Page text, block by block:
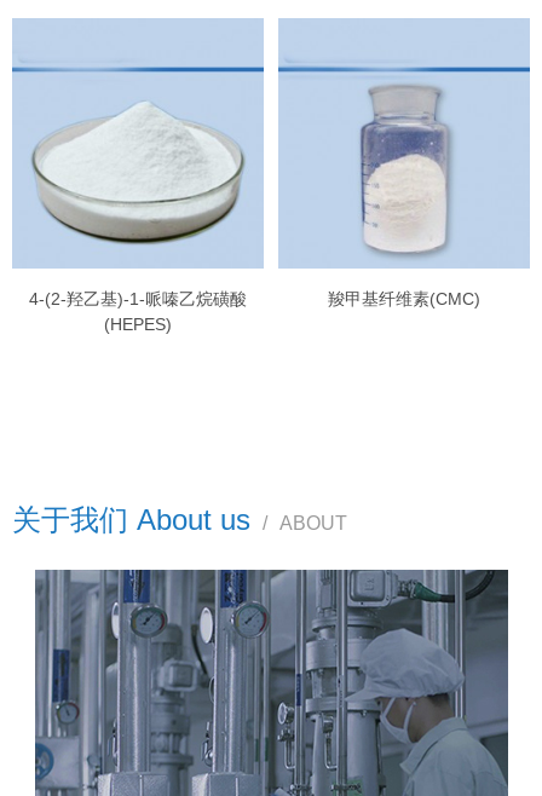
4-(2-羟乙基)-1-哌嗪乙烷磺酸
(HEPES)
羧甲基纤维素(CMC)
关于我们 About us / ABOUT